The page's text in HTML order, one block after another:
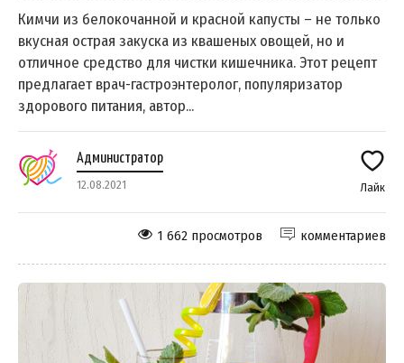
Кимчи из белокочанной и красной капусты – не только
вкусная острая закуска из квашеных овощей, но и
отличное средство для чистки кишечника. Этот рецепт
предлагает врач-гастроэнтеролог, популяризатор
здорового питания, автор...
Администратор
12.08.2021 Лайк
комментариев
1 662 просмотров